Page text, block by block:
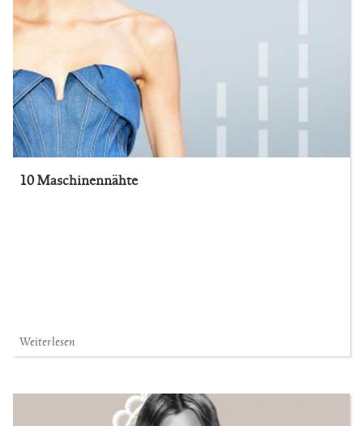
10 Maschinennähte
Weiterlesen